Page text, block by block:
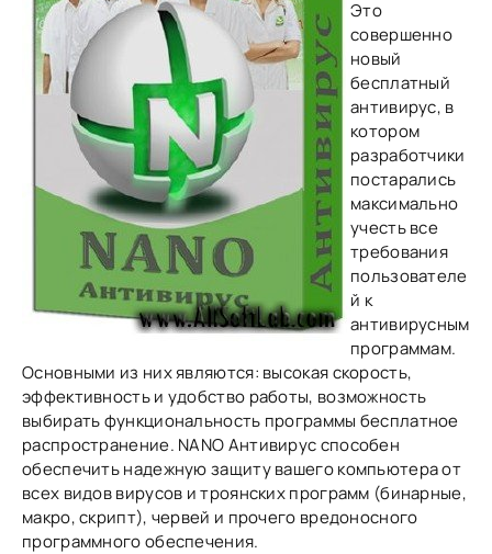
Это
совершенно
новый
бесплатный
антивирус, в
котором
разработчики
постарались
максимально
учесть все
требования
пользователе
й к
антивирусным
программам.
Основными из них являются: высокая скорость,
эффективность и удобство работы, возможность
выбирать функциональность программы бесплатное
распространение. NANO Антивирус способен
обеспечить надежную защиту вашего компьютера от
всех видов вирусов и троянских программ (бинарные,
макро, скрипт), червей и прочего вредоносного
программного обеспечения.